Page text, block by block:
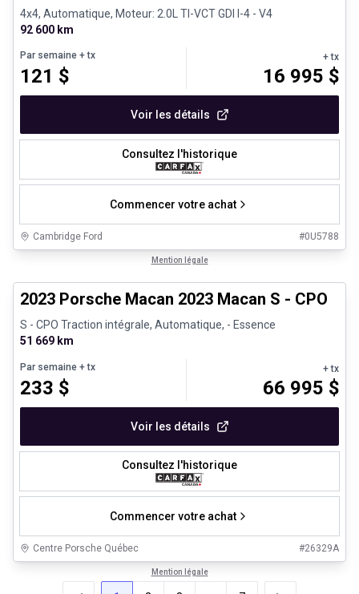
4x4, Automatique, Moteur: 2.0L TI-VCT GDI I-4 - V4
92 600 km
Par semaine + tx
121 $
+ tx
16 995 $
Voir les détails
Consultez l'historique
Commencer votre achat
Cambridge Ford #0U5788
Mention légale
Véhicules d'occasion certifiés
2023 Porsche Macan 2023 Macan S - CPO
S - CPO Traction intégrale, Automatique, - Essence
51 669 km
Par semaine + tx
233 $
+ tx
66 995 $
Voir les détails
Consultez l'historique
Commencer votre achat
Centre Porsche Québec #26329A
Mention légale